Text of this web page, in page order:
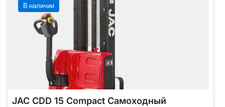
В наличии
JAC CDD 15 Compact Самоходный